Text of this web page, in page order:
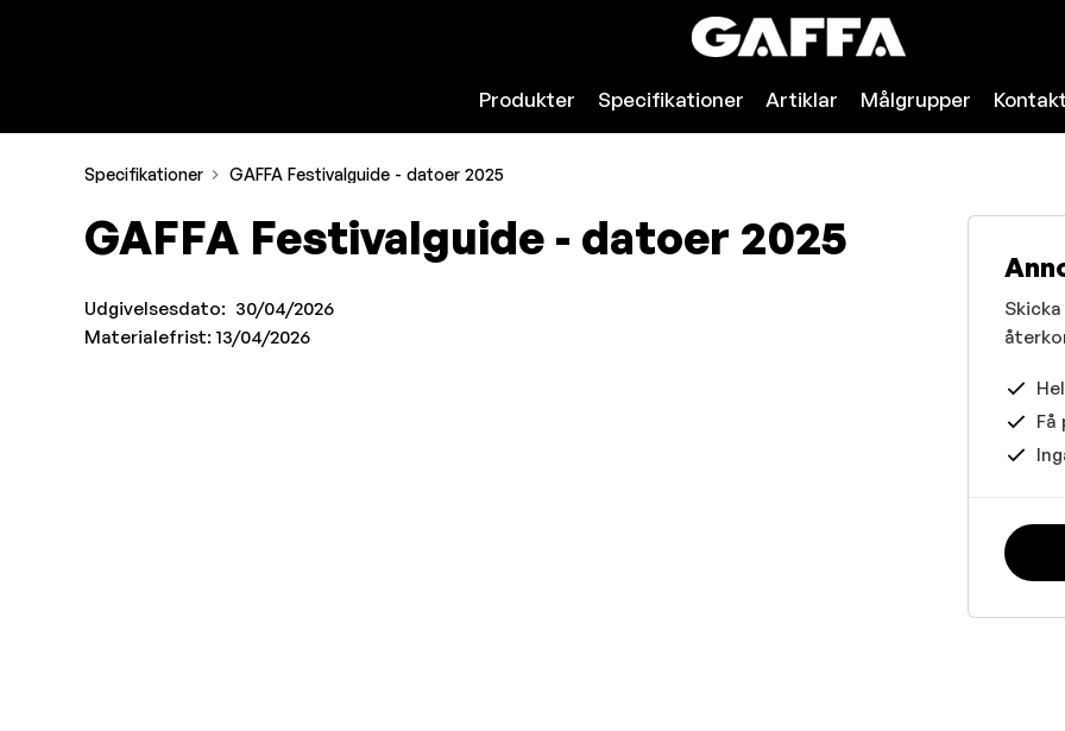
Produkter Specifikationer Artiklar Målgrupper
Specifikationer GAFFA Festivalguide - datoer 2025
GAFFA Festivalguide - datoer 2025
Udgivelsesdato: 30/04/2026
Materialefrist: 13/04/2026
Få